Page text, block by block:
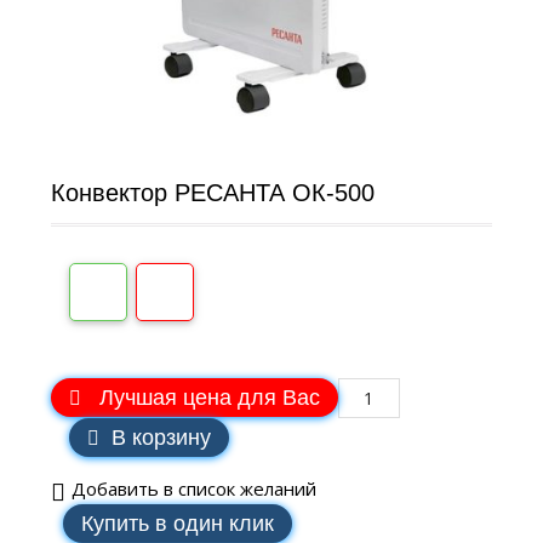
Конвектор РЕСАНТА ОК-500
Лучшая цена для Вас
В корзину
Добавить в список желаний
Купить в один клик